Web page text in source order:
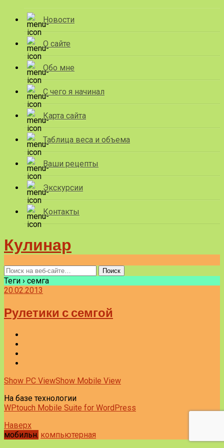
Новости
О сайте
Обо мне
С чего я начинал
Карта сайта
Таблица веса и объема
Ваши рецепты
Экскурсии
Контакты
Кулинар
Теги › семга
20.02.2013
Рулетики с семгой
Show PC ViewShow Mobile View
На базе технологии
WPtouch Mobile Suite for WordPress
Наверх
мобильн. компьютерная